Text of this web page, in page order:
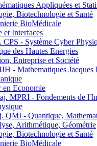
Appliquées et
Biotechnologie et Santé
BioMédicale
Interfaces
- Système Cyber
des Hautes Energies
Entreprise et Société
- Mathematiques Jacques
Economie
MPRI - Fondements de
- Quantique,
Arithmétique, Géométrie
Biotechnologie et Santé
BioMédicale